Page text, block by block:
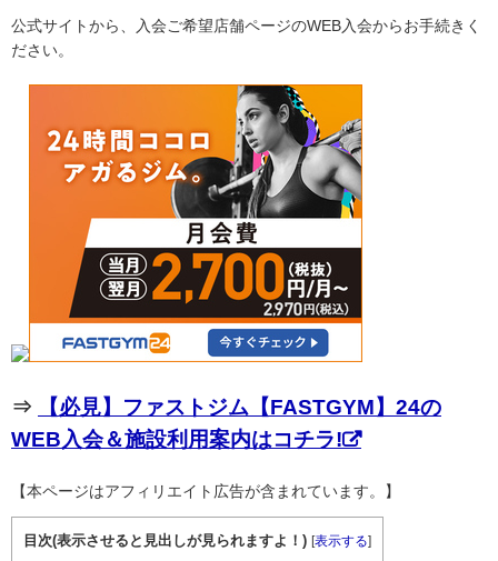
公式サイトから、入会ご希望店舗ページのWEB入会からお手続きく
ださい。
⇒
【必見】ファストジム【FASTGYM】24の
WEB入会＆施設利用案内はコチラ!
【本ページはアフィリエイト広告が含まれています。】
目次(表示させると見出しが見られますよ！) [表示する]